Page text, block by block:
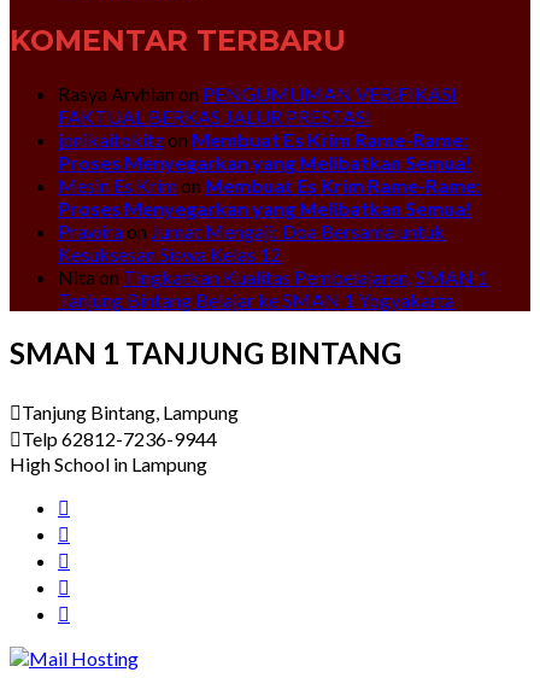
KOMENTAR TERBARU
Rasya Arvhian on PENGUMUMAN VERIFIKASI
FAKTUAL BERKAS JALUR PRESTASI
jonikaitokitzon Membuat Es Krim Rame-Rame:
Proses Menyegarkan yang Melibatkan Semua!
Mesin Es Krimon Membuat Es Krim Rame-Rame:
Proses Menyegarkan yang Melibatkan Semua!
Prawiraon Jumat Mengaji: Doa Bersama untuk
Kesuksesan Siswa Kelas 12
Nita on Tingkatkan Kualitas Pembelajaran, SMAN 1
Tanjung Bintang Belajar ke SMAN 1 Yogyakarta
SMAN 1 TANJUNG BINTANG
Tanjung Bintang, Lampung
Telp 62812-7236-9944
High School in Lampung